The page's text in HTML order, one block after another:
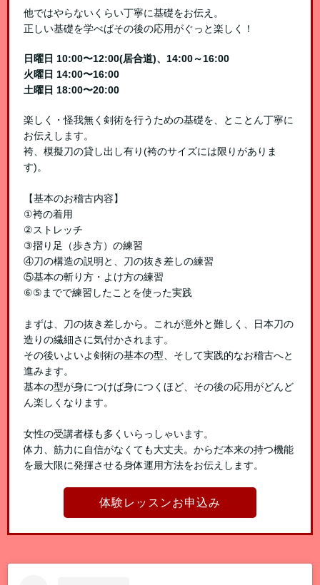
他ではやらないくらい丁寧に基礎をお伝え。
正しい基礎を学べばその後の応用がぐっと楽しく！
日曜日 10:00〜12:00(居合道)、14:00～16:00
火曜日 14:00〜16:00
土曜日 18:00〜20:00
楽しく・怪我無く剣術を行うための基礎を、とことん丁寧に
お伝えします。
袴、模擬刀の貸し出し有り(袴のサイズには限りがありま
す)。
【基本のお稽古内容】
①袴の着用
②ストレッチ
③摺り足（歩き方）の練習
④刀の構造の説明と、刀の抜き差しの練習
⑤基本の斬り方・よけ方の練習
⑥⑤までで練習したことを使った実践
まずは、刀の抜き差しから。これが意外と難しく、日本刀の
造りの繊細さに気付かされます。
その後いよいよ剣術の基本の型、そして実践的なお稽古へと
進みます。
基本の型が身につけば身につくほど、その後の応用がどんど
ん楽しくなります。
女性の受講者様も多くいらっしゃいます。
体力、筋力に自信がなくても大丈夫。からだ本来の持つ機能
を最大限に発揮させる身体運用方法をお伝えします。
体験レッスンお申込み